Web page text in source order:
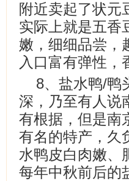
附近卖起了状元
实际上就是五香
嫩，细细品尝，
入口富有弹性，
8、盐水鸭/鸭
深，乃至有人说
有根据，但是南
有名的特产，久
水鸭皮白肉嫩、
每年中秋前后的